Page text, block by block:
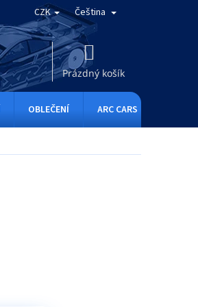
CZK Čeština
KOŠÍK
Prázdný košík
OBLEČENÍ ARC CARS